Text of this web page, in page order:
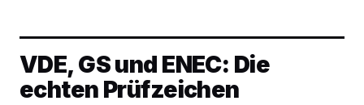
VDE, GS und ENEC: Die
echten Prüfzeichen